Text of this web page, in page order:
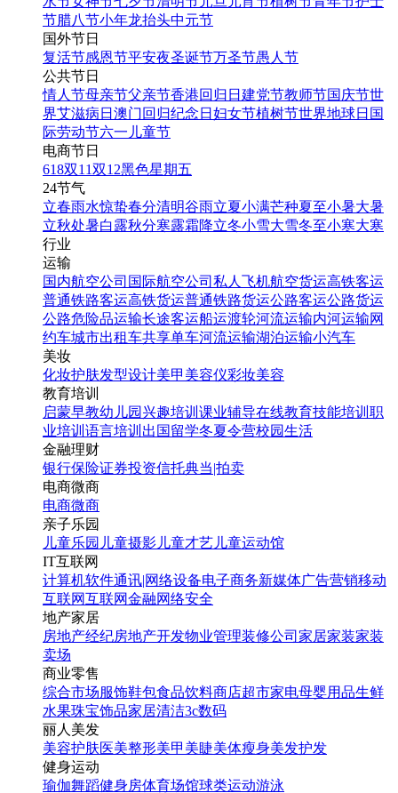
节腊八节小年龙抬头中元节
国外节日
复活节感恩节平安夜圣诞节万圣节愚人节
公共节日
情人节母亲节父亲节香港回归日 建党节教师节国庆节世
界艾滋病日 澳门回归纪念日 妇女节植树节世界地球日 国
际劳动节六一儿童节
电商节日
618双11双12黑色星期五
24节气
立春雨水惊蛰春分清明谷雨立夏小满芒种夏至小暑大暑
立秋处暑白露秋分寒露霜降立冬小雪大雪冬至小寒大寒
行业
运输
国内航空公司 国际航空公司 私人飞机航空货运高铁客运
普通铁路客运高铁货运普通铁路货运公路客运公路货运
公路危险品运输长途客运船运渡轮河流运输内河运输网
约车城市出租车共享单车河流运输湖泊运输小汽车
美妆
化妆护肤发型设计美甲 美容仪彩妆美容
教育培训
启蒙早教幼儿园 兴趣培训 课业辅导在线教育技能培训 职
业培训 语言培训 出国留学冬夏令营校园生活
金融理财
银行保险证券投资信托典当|拍卖
电商微商
电商微商
亲子乐园
儿童乐园 儿童摄影 儿童才艺 儿童运动馆
IT互联网
计算机软件通讯|网络设备电子商务新媒体广告营销移动
互联网互联网金融网络安全
地产家居
房地产经纪房地产开发物业管理装修公司 家居家装家装
卖场
商业零售
综合市场服饰鞋包食品饮料商店超市家电母婴用品生鲜
水果珠宝饰品家居清洁3c数码
丽人美发
美容护肤医美整形美甲美睫美体瘦身美发护发
健身运动
瑜伽舞蹈健身房体育场馆球类运动游泳